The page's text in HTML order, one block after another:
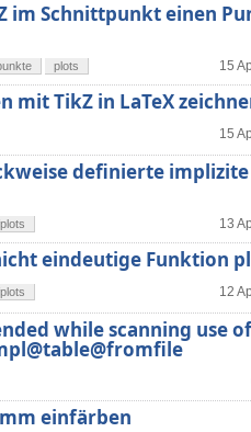
im Schnittpunkt einen
15
plots
mit TikZ in LaTeX
15
definierte
13
eindeutige Funktion
12
while scanning use of
einfärben